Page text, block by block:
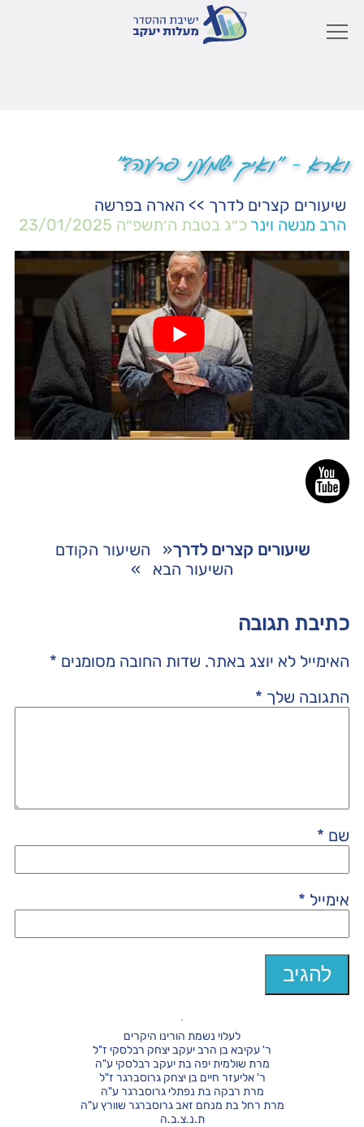
וארא – "ואיך ישמעני פרעה?"
שיעורים קצרים לדרך >> הארה בפרשה
הרב מנשה וינר כ״ג בטבת ה׳תשפ״ה 23/01/2025
שיעורים קצרים לדרך« השיעור הקודם
השיעור הבא »
כתיבת תגובה
האימייל לא יוצג באתר. שדות החובה מסומנים *
התגובה שלך *
שם *
אימייל *
לעלוי נשמת הורינו היקרים
ר' עקיבא בן הרב יעקב יצחק רבלסקי ז"ל
מרת שולמית יפה בת יעקב רבלסקי ע"ה
ר' אליעזר חיים בן יצחק גרוסברגר ז"ל
מרת רבקה בת נפתלי גרוסברגר ע"ה
מרת רחל בת מנחם זאב גרוסברגר שוורץ ע"ה
ת.נ.צ.ב.ה